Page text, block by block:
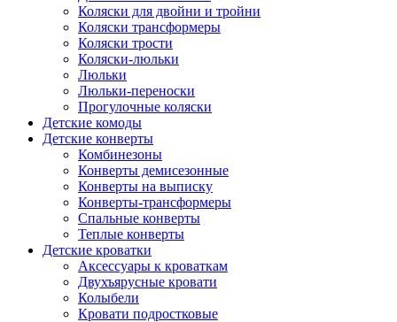
Коляски для двойни и тройни
Коляски трансформеры
Коляски трости
Коляски-люльки
Люльки
Люльки-переноски
Прогулочные коляски
Детские комоды
Детские конверты
Комбинезоны
Конверты демисезонные
Конверты на выписку
Конверты-трансформеры
Спальные конверты
Теплые конверты
Детские кроватки
Аксессуары к кроваткам
Двухъярусные кровати
Колыбели
Кровати подростковые